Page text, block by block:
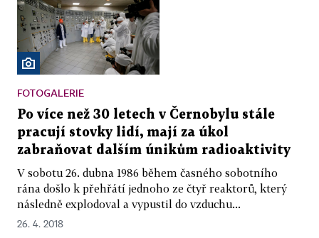
FOTOGALERIE
Po více než 30 letech v Černobylu stále
pracují stovky lidí, mají za úkol
zabraňovat dalším únikům radioaktivity
V sobotu 26. dubna 1986 během časného sobotního
rána došlo k přehřátí jednoho ze čtyř reaktorů, který
následně explodoval a vypustil do vzduchu...
26. 4. 2018